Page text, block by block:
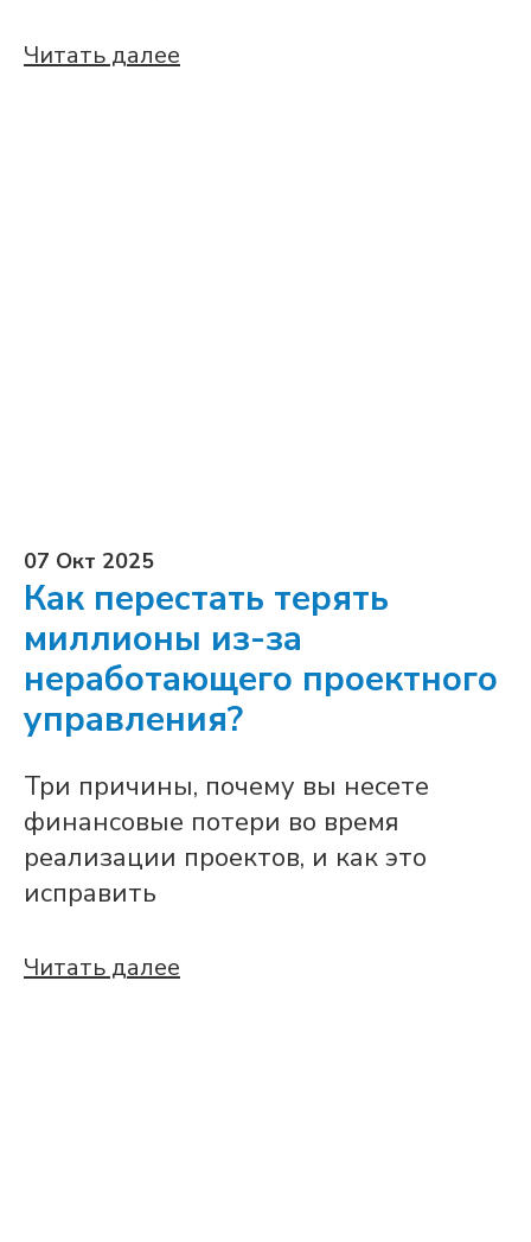
Читать далее
07 Окт 2025
Как перестать терять
миллионы из-за
неработающего проектного
управления?
Три причины, почему вы несете
финансовые потери во время
реализации проектов, и как это
исправить
Читать далее